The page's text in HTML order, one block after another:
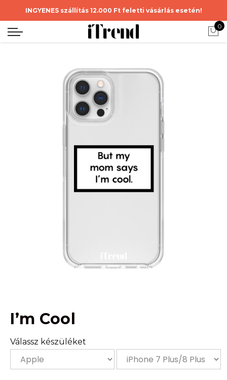
INGYENES szállítás 12.000 Ft feletti vásárlás esetén!
0
I’m Cool
Válassz készüléket